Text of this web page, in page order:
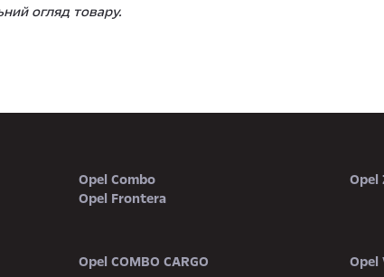
огляд товару.
Opel Combo
Opel
Opel Frontera
Opel COMBO CARGO Opel